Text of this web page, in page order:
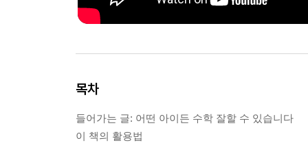
목차
들어가는 글: 어떤 아이든 수학 잘할 수 있습니다
이 책의 활용법